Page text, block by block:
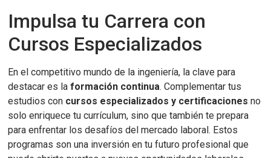
Impulsa tu Carrera con
Cursos Especializados
En el competitivo mundo de la ingeniería, la clave para
destacar es laformación continua. Complementar tus
estudios con cursos especializados y certificaciones no
solo enriquece tu currículum, sino que también te prepara
para enfrentar los desafíos del mercado laboral. Estos
programas son una inversión en tu futuro profesional que